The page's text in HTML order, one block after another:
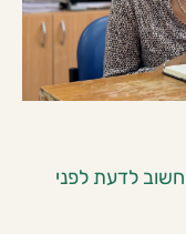
חשוב לדעת לפני